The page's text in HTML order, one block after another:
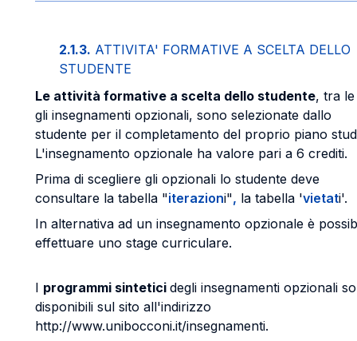
2.1.3. ATTIVITA' FORMATIVE A SCELTA DELLO
STUDENTE
Le attività formative a scelta dello studente, tra
gli insegnamenti opzionali, sono selezionate dallo
studente per il completamento del proprio piano
L'insegnamento opzionale ha valore pari a 6 crediti.
Prima di scegliere gli opzionali lo studente deve
consultare la tabella "iterazioni", la tabella 'vietati'.
In alternativa ad un insegnamento opzionale è
effettuare uno stage curriculare.
I programmi sintetici degli insegnamenti opzionali
disponibili sul sito all'indirizzo
http://www.unibocconi.it/insegnamenti.